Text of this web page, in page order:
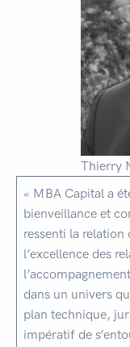
Thierry
« MBA Capital a
bienveillance et
ressenti la
l’excellence des
dans un univers
plan technique,
impératif de